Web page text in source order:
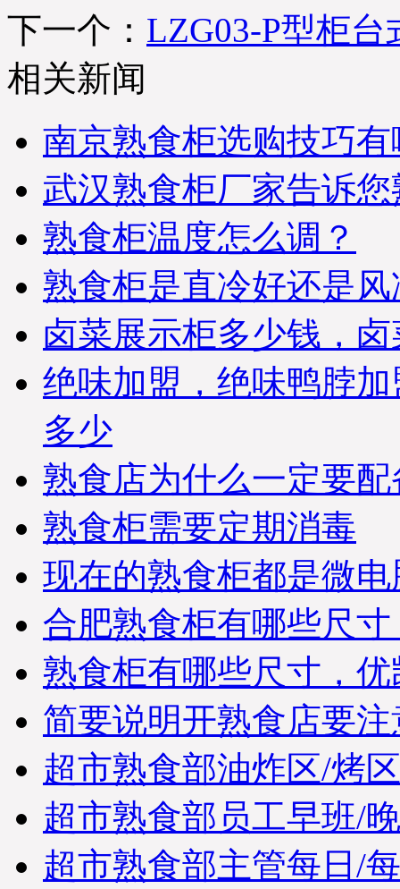
下一个： LZG03-P型柜
相关新闻
南京熟食柜选购技巧
武汉熟食柜厂家告诉
熟食柜温度怎么调？
熟食柜是直冷好还是
卤菜展示柜多少钱，
绝味加盟，绝味鸭脖
多少
熟食店为什么一定要
熟食柜需要定期消毒
现在的熟食柜都是微
合肥熟食柜有哪些尺
熟食柜有哪些尺寸，
简要说明开熟食店要
超市熟食部油炸区/烤
超市熟食部员工早班/
超市熟食部主管每日/